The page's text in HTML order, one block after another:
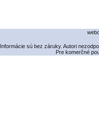
Informácie sú bez záruky. Autori
Pre komerčné